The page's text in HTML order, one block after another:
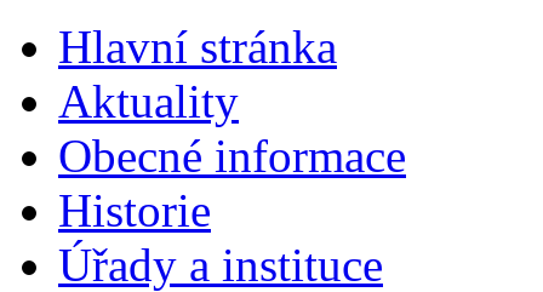
Hlavní stránka
Aktuality
Obecné informace
Historie
Úřady a instituce